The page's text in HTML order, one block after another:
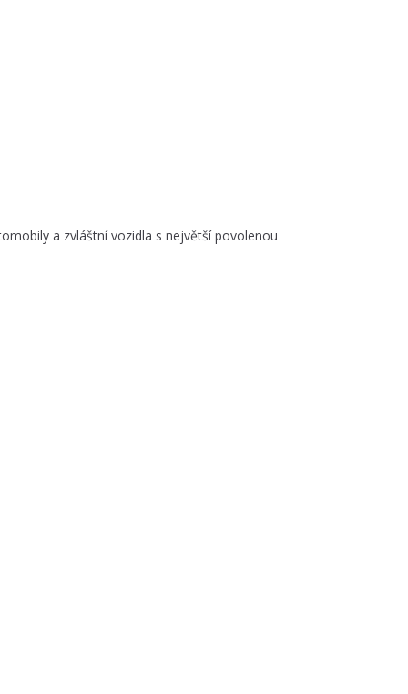
a zvláštní vozidla s největší povolenou